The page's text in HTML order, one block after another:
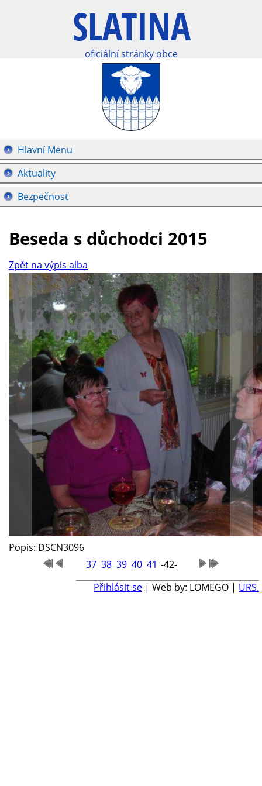
oficiální stránky obce
Hlavní Menu
Aktuality
Bezpečnost
Beseda s důchodci 2015
Zpět na výpis alba
Popis: DSCN3096
37 38 39 40 41 -42-
Přihlásit se | Web by: LOMEGO | URS.